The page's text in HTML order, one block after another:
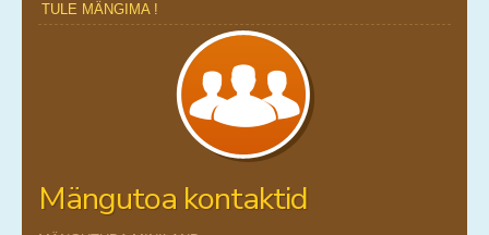
TULE MÄNGIMA !
Mängutoa kontaktid